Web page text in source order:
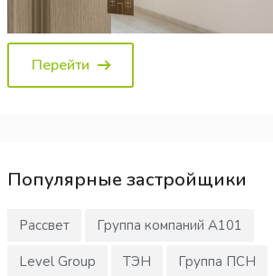
Перейти
Популярные застройщики
Рассвет
Группа компаний А101
Level Group
ТЭН Группа ПСН